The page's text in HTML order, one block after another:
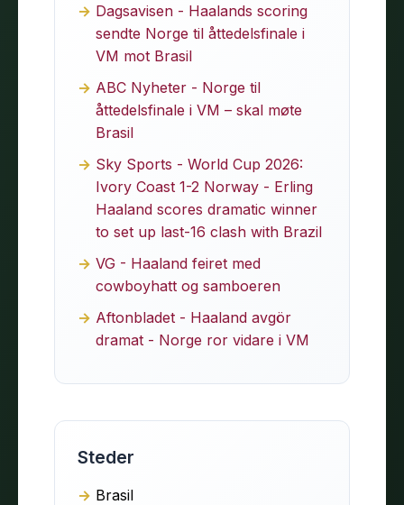
Dagsavisen - Haalands scoring
sendte Norge til åttedelsfinale i
VM mot Brasil
ABC Nyheter - Norge til
åttedelsfinale i VM – skal møte
Brasil
Sky Sports - World Cup 2026:
Ivory Coast 1-2 Norway - Erling
Haaland scores dramatic winner
to set up last-16 clash with Brazil
VG - Haaland feiret med
cowboyhatt og samboeren
Aftonbladet - Haaland avgör
dramat - Norge ror vidare i VM
Steder
Brasil